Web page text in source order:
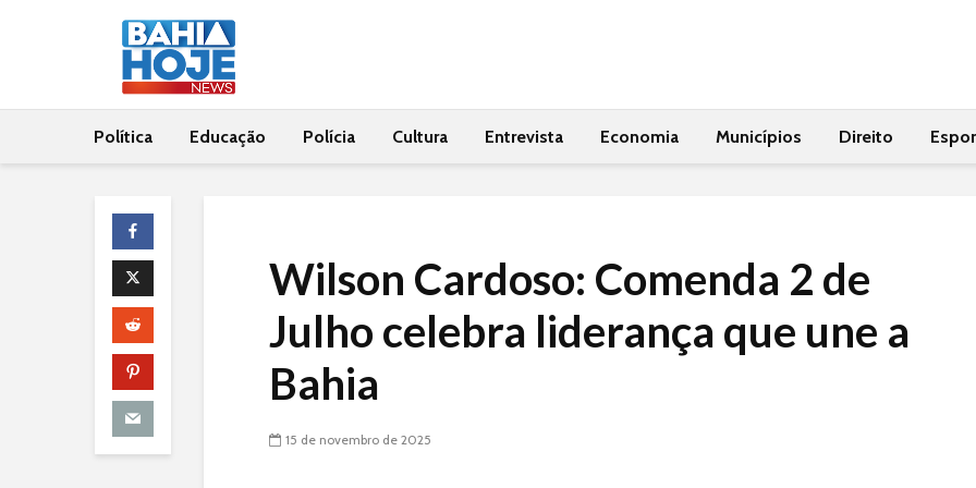
Política Educação Polícia Cultura Entrevista Economia Municípios Direito
Wilson Cardoso: Comenda 2 de
Julho celebra liderança que une a
Bahia
15 de novembro de 2025